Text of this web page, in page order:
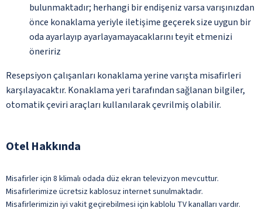
bulunmaktadır; herhangi bir endişeniz varsa varışınızdan
önce konaklama yeriyle iletişime geçerek size uygun bir
oda ayarlayıp ayarlayamayacaklarını teyit etmenizi
öneririz
Resepsiyon çalışanları konaklama yerine varışta misafirleri
karşılayacaktır. Konaklama yeri tarafından sağlanan bilgiler,
otomatik çeviri araçları kullanılarak çevrilmiş olabilir.
Otel Hakkında
Misafirler için 8 klimalı odada düz ekran televizyon mevcuttur.
Misafirlerimize ücretsiz kablosuz internet sunulmaktadır.
Misafirlerimizin iyi vakit geçirebilmesi için kablolu TV kanalları vardır.